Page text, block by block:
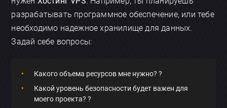
разрабатывать программное обеспечение, или тебе
необходимо надежное хранилище для данных.
Задай себе вопросы:
Какого объема ресурсов мне нужно? ?
Какой уровень безопасности будет важен для
моего проекта? ?